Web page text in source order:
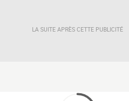
LA SUITE APRÈS CETTE PUBLICITÉ